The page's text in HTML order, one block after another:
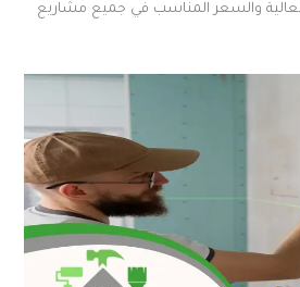
والسعر المناسب في جميع مشاريع